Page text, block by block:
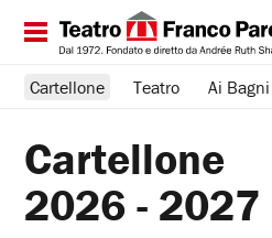
Cartellone Teatro Ai
Cartellone
2026 - 2027
Chiudi
Filtri
TIPO DI EVENTO
Teatro
Hai